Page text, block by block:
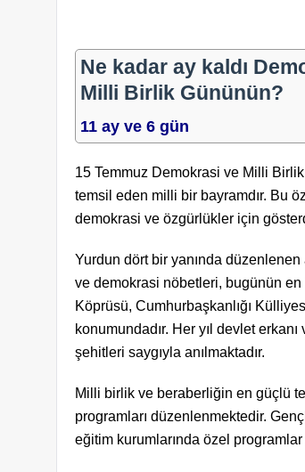
Ne kadar ay kaldı
Milli Birlik Gününün?
11 ay ve 6 gün
15 Temmuz Demokrasi ve Milli
temsil eden milli bir bayramdır. Bu
demokrasi ve özgürlükler için
Yurdun dört bir yanında
ve demokrasi nöbetleri, bugünün en
Köprüsü, Cumhurbaşkanlığı
konumundadır. Her yıl devlet
şehitleri saygıyla anılmaktadır.
Milli birlik ve beraberliğin en güçlü
programları düzenlenmektedir.
eğitim kurumlarında özel